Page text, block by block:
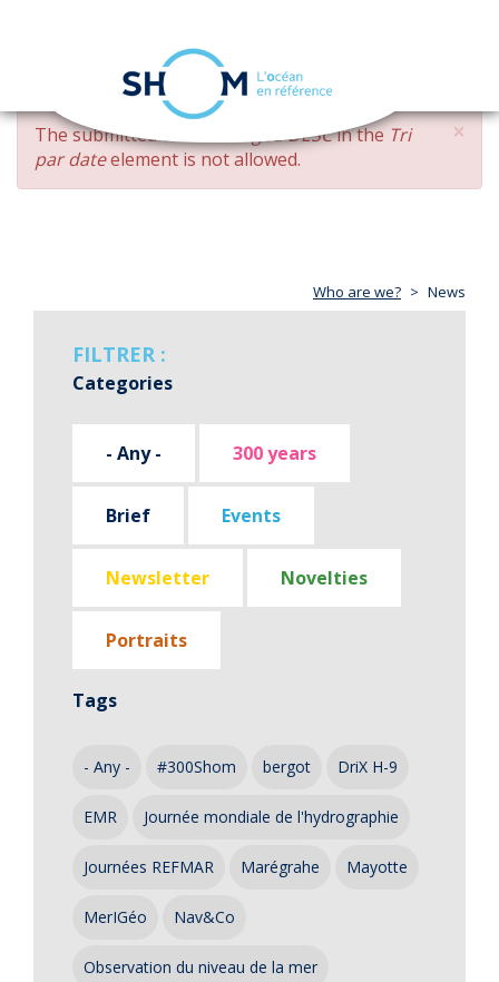
Skip
main
content
navigation
×
ERROR
MESSAGE
The submitted value changed DESCin the Tri
par dateelement is not allowed.
Who are we? News
FILTRER :
Categories
- Any - 300 years
Brief Events
Newsletter Novelties
Portraits
Tags
- Any - #300Shom bergot DriX H-9
EMR Journée mondiale de l'hydrographie
Journées REFMAR Marégrahe Mayotte
MerIGéo Nav&Co
Observation du niveau de la mer